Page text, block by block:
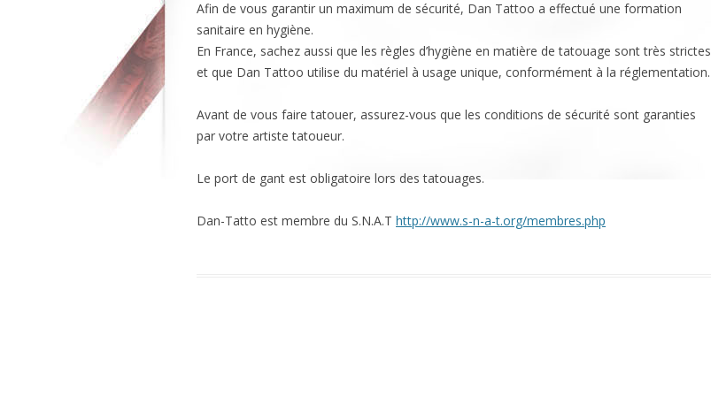
Afin de vous garantir un maximum de sécurité, Dan Tattoo a effectué une formation
sanitaire en hygiène.
En France, sachez aussi que les règles d’hygiène en matière de tatouage sont très strictes
et que Dan Tattoo utilise du matériel à usage unique, conformément à la réglementation.
Avant de vous faire tatouer, assurez-vous que les conditions de sécurité sont garanties
par votre artiste tatoueur.
Le port de gant est obligatoire lors des tatouages.
Dan-Tatto est membre du S.N.A.T http://www.s-n-a-t.org/membres.php